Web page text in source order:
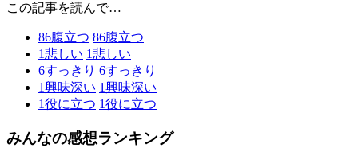
この記事を読んで…
86腹立つ 86腹立つ
1悲しい 1悲しい
6すっきり 6すっきり
1興味深い 1興味深い
1役に立つ 1役に立つ
みんなの感想ランキング